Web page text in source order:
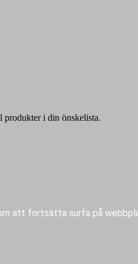
produkter i din önskelista.
att fortsätta surfa på